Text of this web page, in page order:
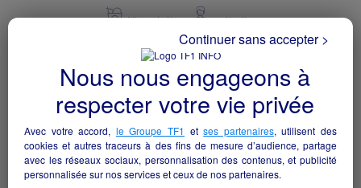
Alimentation particulier
Nous nous engageons à
respecter votre vie privée
Avec votre accord, le Groupe TF1 etses partenaires, utilisent des
cookies et autres traceurs à des fins de mesure d’audience, partage
avec les réseaux sociaux, personnalisation des contenus, et publicité
personnalisée sur nos services et ceux de nos partenaires.
Continuer sans accepter >